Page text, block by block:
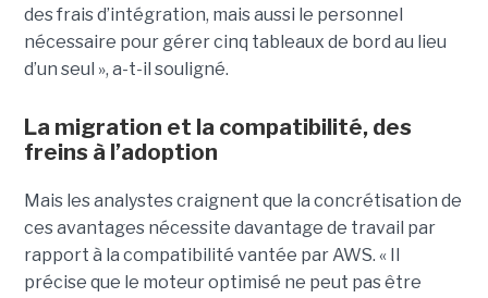
des frais d’intégration, mais aussi le personnel
nécessaire pour gérer cinq tableaux de bord au lieu
d’un seul », a-t-il souligné.
La migration et la compatibilité, des
freins à l’adoption
Mais les analystes craignent que la concrétisation de
ces avantages nécessite davantage de travail par
rapport à la compatibilité vantée par AWS. « Il
précise que le moteur optimisé ne peut pas être